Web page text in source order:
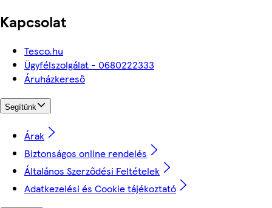
Kapcsolat
Tesco.hu
Ügyfélszolgálat - 0680222333
Áruházkereső
Segítünk
Árak
Biztonságos online rendelés
Általános Szerződési Feltételek
Adatkezelési és Cookie tájékoztató